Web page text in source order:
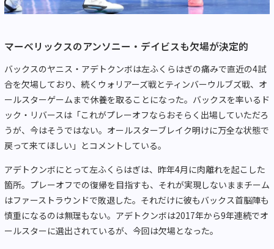
マーベリックスのアンソニー・デイビスも欠場が決定的
バックスのヤニス・アデトクンボは左ふくらはぎの痛みで直近の4試
合を欠場しており、続くウォリアーズ戦とティンバーウルブズ戦、オ
ールスターゲームまで休養を取ることになった。バックスを率いるド
ック・リバースは「これがプレーオフならおそらく出場していただろ
うが、今はそうではない。オールスターブレイク明けに万全な状態で
戻って来てほしい」とコメントしている。
アデトクンボにとって左ふくらはぎは、昨年4月に肉離れを起こした
箇所。プレーオフでの復帰を目指すも、それが実現しないままチーム
はファーストラウンドで敗退した。それだけに彼もバックス首脳陣も
慎重になるのは無理もない。アデトクンボは2017年から9年連続でオ
ールスターに選出されているが、今回は欠場となった。